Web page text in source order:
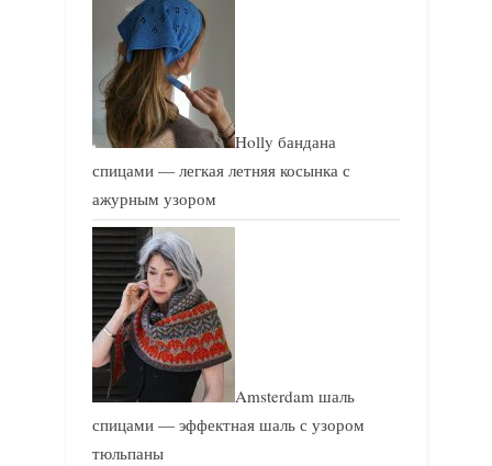
Holly бандана
спицами — легкая летняя косынка с
ажурным узором
Amsterdam шаль
спицами — эффектная шаль с узором
тюльпаны